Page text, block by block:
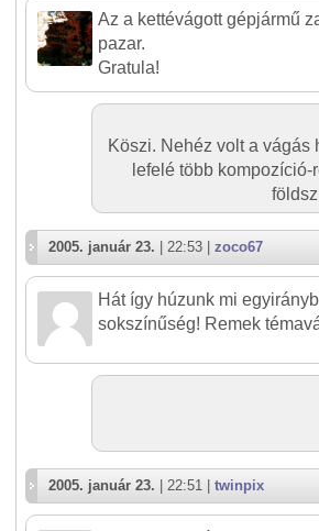
Az a kettévágott gépjármű
pazar.
Gratula!
Köszi. Nehéz volt a vágás
lefelé több
2005. január 23. | 22:53 | zoco67
Hát így húzunk mi
sokszínűség! Remek
2005. január 23. | 22:51 | twinpix